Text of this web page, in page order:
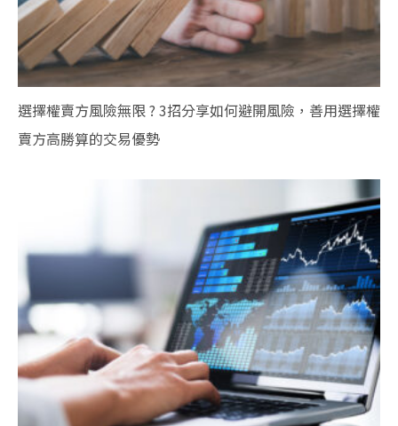
選擇權賣方風險無限 ? 3招分享如何避開風險，善用選擇權
賣方高勝算的交易優勢